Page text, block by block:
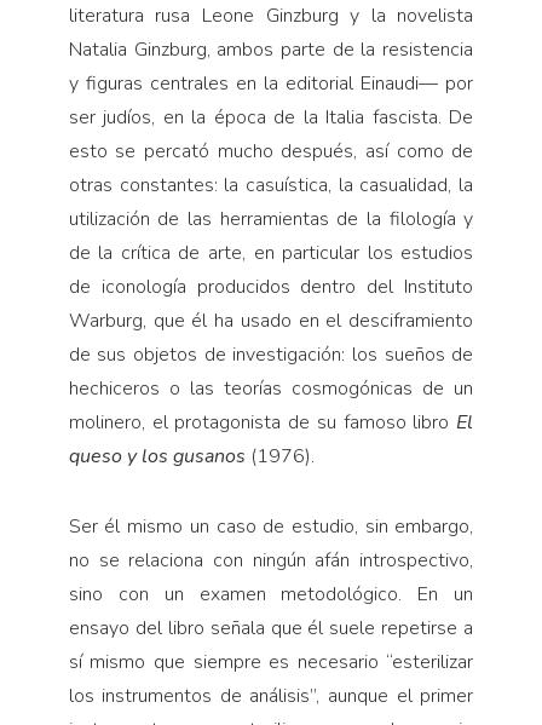
literatura rusa Leone Ginzburg y la novelista
Natalia Ginzburg, ambos parte de la resistencia
y figuras centrales en la editorial Einaudi— por
ser judíos, en la época de la Italia fascista. De
esto se percató mucho después, así como de
otras constantes: la casuística, la casualidad, la
utilización de las herramientas de la filología y
de la crítica de arte, en particular los estudios
de iconología producidos dentro del Instituto
Warburg, que él ha usado en el desciframiento
de sus objetos de investigación: los sueños de
hechiceros o las teorías cosmogónicas de un
molinero, el protagonista de su famoso libro El
queso y los gusanos (1976).
Ser él mismo un caso de estudio, sin embargo,
no se relaciona con ningún afán introspectivo,
sino con un examen metodológico. En un
ensayo del libro señala que él suele repetirse a
sí mismo que siempre es necesario “esterilizar
los instrumentos de análisis”, aunque el primer